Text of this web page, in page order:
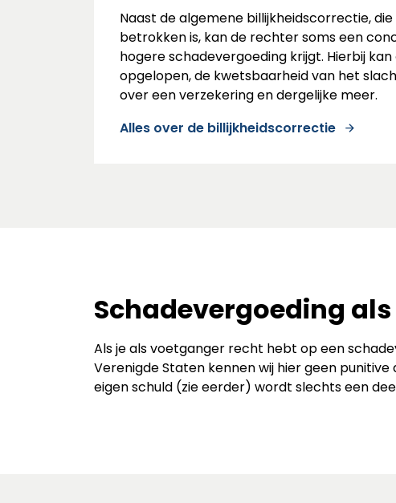
Naast de algemene billijkheidscorrectie,
betrokken is, kan de rechter soms een
hogere schadevergoeding krijgt. Hierbij
opgelopen, de kwetsbaarheid van het
over een verzekering en dergelijke meer.
Alles over de billijkheidscorrectie
Schadevergoeding
Als je als voetganger recht hebt op een
Verenigde Staten kennen wij hier geen
eigen schuld (zie eerder) wordt slechts een